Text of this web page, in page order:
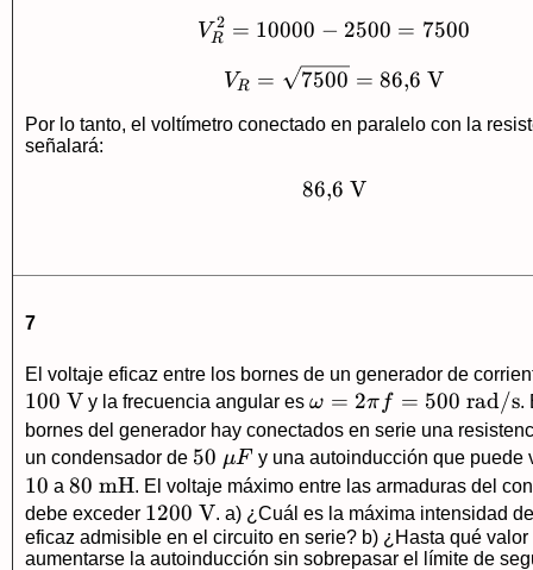
V_R^2=10000-
VR
2 = 10000 − 2500 = 7500
VR = 7500 = 86,6 V
Por lo tanto, el voltímetro conectado en paralelo con la
señalará:
86{,}6\ \text{V}
86,6 V
7
El voltaje eficaz entre los bornes de un generador de
100 V y la frecuencia angular es \omega=2\pi
f=500\
\text{rad/s}
ω = 2π f = 500 rad/s.
bornes del generador hay conectados en serie una
un condensador de 50\
\mu
F
50 μF y una autoinducción que puede
10 a 80\
\text{mH}
80 mH. El voltaje máximo entre las armaduras del
debe exceder 1200\
\text{V}
1200 V. a) ¿Cuál es la máxima intensidad
eficaz admisible en el circuito en serie? b) ¿Hasta qué valor
aumentarse la autoinducción sin sobrepasar el límite de